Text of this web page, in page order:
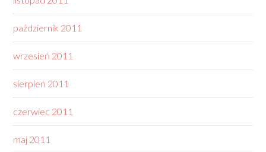
październik 2011
wrzesień 2011
sierpień 2011
czerwiec 2011
maj 2011